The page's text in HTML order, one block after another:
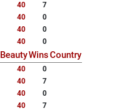
40
7
40
0
40
0
40 0
BeautyWinsCountry
40
0
40
7
40
0
40
7